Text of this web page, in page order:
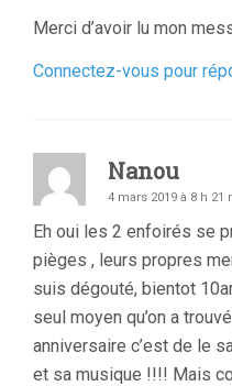
Merci d’avoir lu mon
Connectez-vous pour
Nanou
4 mars 2019 à 8 h 21
Eh oui les 2 enfoirés se
pièges , leurs propres
suis dégouté, bientot
seul moyen qu’on a
anniversaire c’est de le
et sa musique !!!! Mais